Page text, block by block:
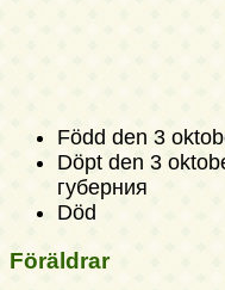
Född den 3
Döpt den 3
губерния
Död
Föräldrar